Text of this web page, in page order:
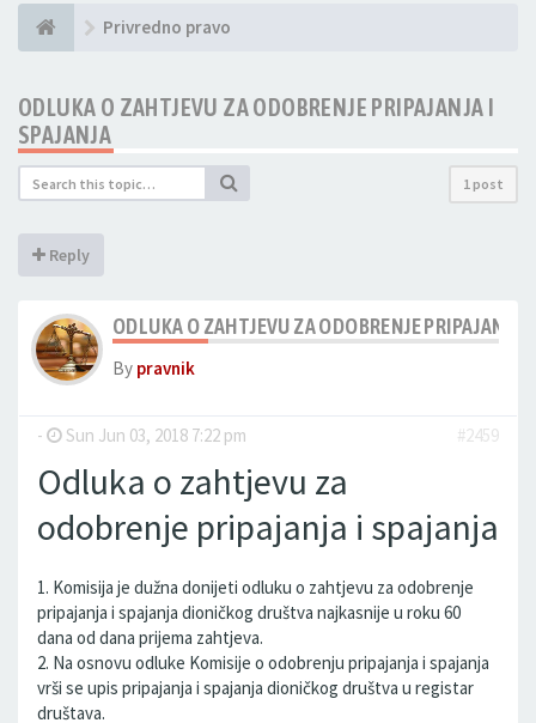
Privredno pravo
ODLUKA O ZAHTJEVU ZA ODOBRENJE PRIPAJANJA I
SPAJANJA
1 post
Reply
ODLUKA O ZAHTJEVU ZA ODOBRENJE PRIPAJANJA
By pravnik
- Sun Jun 03, 2018 7:22 pm #2459
Odluka o zahtjevu za
odobrenje pripajanja i spajanja
1. Komisija je dužna donijeti odluku o zahtjevu za odobrenje
pripajanja i spajanja dioničkog društva najkasnije u roku 60
dana od dana prijema zahtjeva.
2. Na osnovu odluke Komisije o odobrenju pripajanja i spajanja
vrši se upis pripajanja i spajanja dioničkog društva u registar
društava.